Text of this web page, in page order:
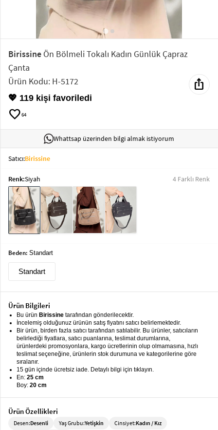
Sweatshirt
T-Shirt
Ev
Giyimkeyboard_arrow_down
Takımlarkeyboard_arrow_down
Alt
Giyimkeyboard_arrow_down
Dış
Giyim
Tesettür
Giyim
keyboard_arrow_down
Büyük
Bedenkeyboard_arrow_down
İç
Giyimkeyboard_arrow_down
Birissine Ön Bölmeli Tokalı Kadın Günlük Çapraz
Çanta
Ürün Kodu: H-5172
💖 119 kişi favoriledi
favorite64
ios_share
Whattsap üzerinden bilgi almak istiyorum
Satıcı:Birissine
Renk:Siyah 4 Farklı Renk
Beden: Standart
Standart
Ürün Bilgileri
Bu ürün Birissine tarafından gönderilecektir.
İncelemiş olduğunuz ürünün satış fiyatını satıcı belirlemektedir.
Bir ürün, birden fazla satıcı tarafından satılabilir. Bu ürünler, satıcıların
belirlediği fiyatlara, satıcı puanlarına, teslimat durumlarına,
ürünlerdeki promosyonlara, kargo ücretlerinin olup olmamasına, hızlı
teslimat seçeneğine, ürünlerin stok durumuna ve kategorilerine göre
sıralanır.
15 gün içinde ücretsiz iade. Detaylı bilgi için tıklayın.
En: 25 cm
Boy: 20 cm
Ürün Özellikleri
Desen:Desenli Yaş Grubu:Yetişkin Cinsiyet:Kadın / Kız